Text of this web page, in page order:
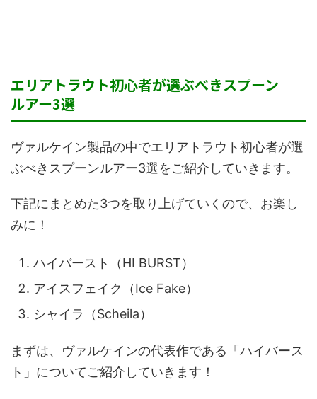
エリアトラウト初心者が選ぶべきスプーン
ルアー3選
ヴァルケイン製品の中でエリアトラウト初心者が選
ぶべきスプーンルアー3選をご紹介していきます。
下記にまとめた3つを取り上げていくので、お楽し
みに！
ハイバースト（HI BURST）
アイスフェイク（Ice Fake）
シャイラ（Scheila）
まずは、ヴァルケインの代表作である「ハイバース
ト」についてご紹介していきます！